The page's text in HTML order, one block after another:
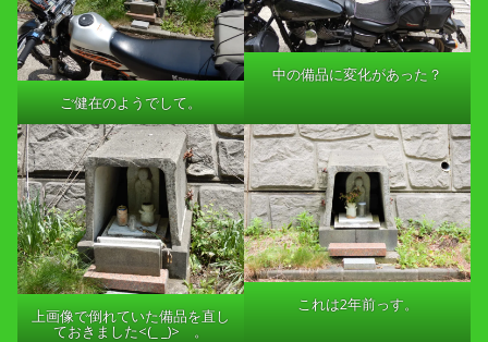
ご健在のようでして。
中の備品に変化があった？
上画像で倒れていた備品を直し
ておきました<(_ _)> 。
これは2年前っす。